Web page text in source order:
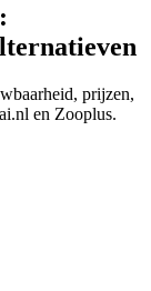
prijzen,
en Zooplus.